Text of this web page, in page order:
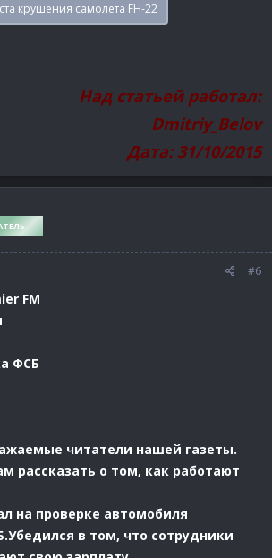
крушения самолета FH-22
Над статьей работал:
Dmitriy_Belov
Дата: 31/10/2015
#6
FM
ФСБ
читатели нашей газеты.
рассказать о том, как работают
на проверке автомобиля
в том, что сотрудники